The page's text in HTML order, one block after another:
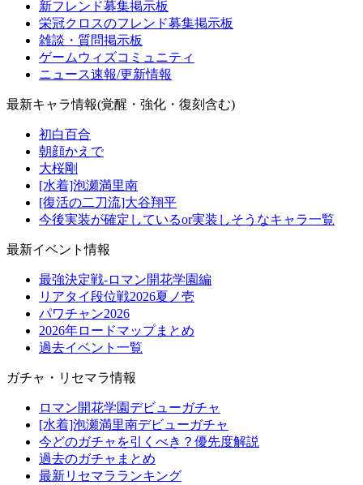
新フレンド募集掲示板
栄冠クロスのフレンド募集掲示板
雑談・質問掲示板
ゲームウィズコミュニティ
ニュース速報/更新情報
最新キャラ情報(覚醒・強化・復刻含む)
初白百合
朝顔かえで
大桜剛
[水着]泡瀬満里南
[復活の二刀流]大谷翔平
今後実装が確定しているor実装しそうなキャラ一覧
最新イベント情報
最強決定戦-ロマン開花学園編
リアタイ段位戦2026夏ノ壱
パワチャン2026
2026年ロードマップまとめ
過去イベント一覧
ガチャ・リセマラ情報
ロマン開花学園デビューガチャ
[水着]泡瀬満里南デビューガチャ
今どのガチャを引くべき？優先度解説
過去のガチャまとめ
最新リセマラランキング